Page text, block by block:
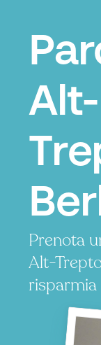
Alt-
Prenota
Alt-
risparmia